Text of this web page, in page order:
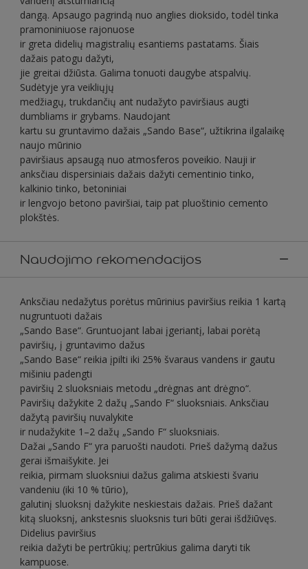
dangą. Apsaugo pagrindą nuo anglies dioksido, todėl tinka
pramoniniuose rajonuose
ir greta didelių magistralių esantiems pastatams. Šiais
dažais patogu dažyti,
jie greitai džiūsta. Galima tonuoti daugybe atspalvių.
Sudėtyje yra veikliųjų
medžiagų, trukdančių ant nudažyto paviršiaus augti
dumbliams ir grybams. Naudojant
kartu su gruntavimo dažais „Sando Base“, užtikrina ilgalaikę
naujo mūrinio
paviršiaus apsaugą nuo atmosferos poveikio. Nauji ir
anksčiau dispersiniais dažais dažyti cementinio tinko,
kalkinio tinko, betoniniai
ir lengvojo betono paviršiai, taip pat pluoštinio cemento
plokštės.
Naudojimo rekomendacijos
Anksčiau nedažytus porėtus mūrinius paviršius reikia 1 kartą
nugruntuoti dažais
„Sando Base“. Gruntuojant labai įgeriantį, labai porėtą
paviršių, į gruntavimo dažus
„Sando Base“ reikia įpilti iki 25% švaraus vandens ir gautu
mišiniu padengti
paviršių 2 sluoksniais metodu „drėgnas ant drėgno“.
Paviršių dažykite 2 dažų „Sando F“ sluoksniais. Anksčiau
dažytą paviršių nuvalykite
ir nudažykite 1–2 dažų „Sando F“ sluoksniais.
Dažai „Sando F“ yra paruošti naudoti. Prieš dažymą dažus
gerai išmaišykite. Jei
reikia, pirmam sluoksniui dažus galima atskiesti švariu
vandeniu (iki 10 % tūrio),
galutinį sluoksnį dažykite neskiestais dažais. Prieš dažant
kitą sluoksnį, ankstesnis sluoksnis turi būti gerai išdžiūvęs.
Didelius paviršius
reikia dažyti be pertrūkių; pertrūkius galima daryti tik
kampuose.